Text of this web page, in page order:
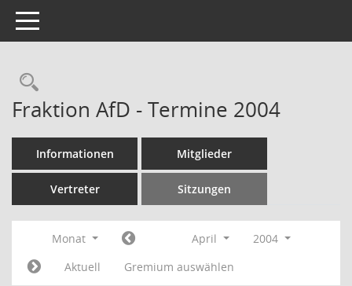
Toggle navigation
Rechercheauswahl
Fraktion AfD - Termine 2004
Informationen Mitglieder
Vertreter Sitzungen
Monat April
2004
Aktuell
Gremium auswählen